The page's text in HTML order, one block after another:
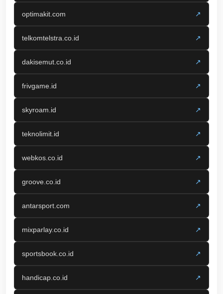
optimakit.com ↗
telkomtelstra.co.id ↗
dakisemut.co.id ↗
frivgame.id ↗
skyroam.id ↗
teknolimit.id ↗
webkos.co.id ↗
groove.co.id ↗
antarsport.com ↗
mixparlay.co.id ↗
sportsbook.co.id ↗
handicap.co.id ↗